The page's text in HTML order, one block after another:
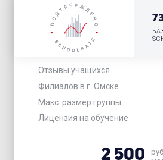
Отзывы учащихся
Филиалов в г. Омске
Макс. размер группы
Лицензия на обучение
73
2 500